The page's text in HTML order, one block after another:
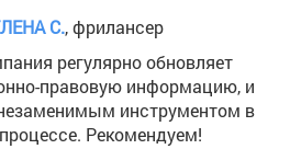
С., фрилансер
регулярно обновляет
правовую информацию, и
инструментом в
Рекомендуем!